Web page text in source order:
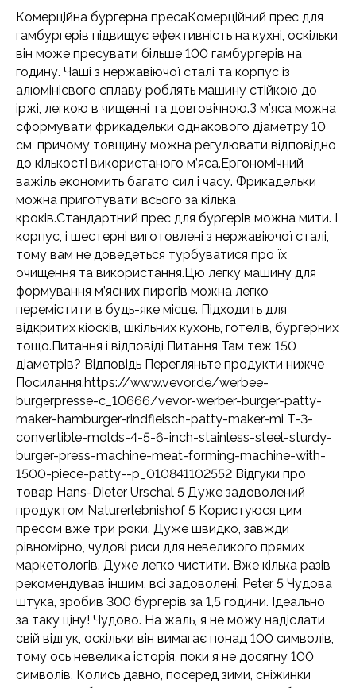
Комерційна бургерна пресаКомерційний прес для
гамбургерів підвищує ефективність на кухні, оскільки
він може пресувати більше 100 гамбургерів на
годину. Чаші з нержавіючої сталі та корпус із
алюмінієвого сплаву роблять машину стійкою до
іржі, легкою в чищенні та довговічною.З м’яса можна
сформувати фрикадельки однакового діаметру 10
см, причому товщину можна регулювати відповідно
до кількості використаного м’яса.Ергономічний
важіль економить багато сил і часу. Фрикадельки
можна приготувати всього за кілька
кроків.Стандартний прес для бургерів можна мити. І
корпус, і шестерні виготовлені з нержавіючої сталі,
тому вам не доведеться турбуватися про їх
очищення та використання.Цю легку машину для
формування м’ясних пирогів можна легко
перемістити в будь-яке місце. Підходить для
відкритих кіосків, шкільних кухонь, готелів, бургерних
тощо.Питання і відповіді Питання Там теж 150
діаметрів? Відповідь Перегляньте продукти нижче
Посилання.https://www.vevor.de/werbee-
burgerpresse-c_10666/vevor-werber-burger-patty-
maker-hamburger-rindfleisch-patty-maker-mi T-3-
convertible-molds-4-5-6-inch-stainless-steel-sturdy-
burger-press-machine-meat-forming-machine-with-
1500-piece-patty--p_010841102552 Відгуки про
товар Hans-Dieter Urschal 5 Дуже задоволений
продуктом Naturerlebnishof 5 Користуюся цим
пресом вже три роки. Дуже швидко, завжди
рівномірно, чудові риси для невеликого прямих
маркетологів. Дуже легко чистити. Вже кілька разів
рекомендував іншим, всі задоволені. Peter 5 Чудова
штука, зробив 300 бургерів за 1,5 години. Ідеально
за таку ціну! Чудово. На жаль, я не можу надіслати
свій відгук, оскільки він вимагає понад 100 символів,
тому ось невелика історія, поки я не досягну 100
символів. Колись давно, посеред зими, сніжинки